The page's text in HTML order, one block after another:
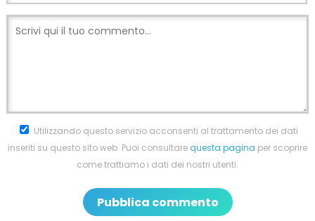
Utilizzando questo servizio acconsenti al trattamento dei dati
inseriti su questo sito web. Puoi consultarequesta pagina per scoprire
come trattiamo i dati dei nostri utenti.